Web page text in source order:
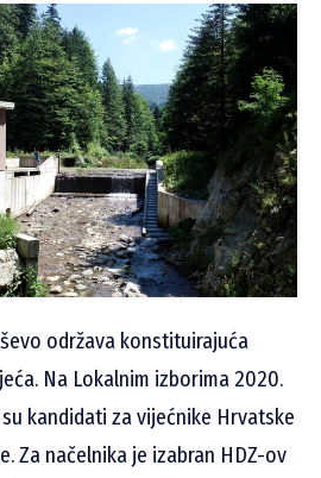
održava konstituirajuća
Na Lokalnim izborima 2020.
kandidati za vijećnike Hrvatske
Za načelnika je izabran HDZ-ov